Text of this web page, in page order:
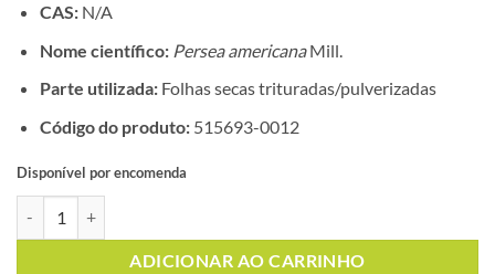
CAS:N/A
Nome científico: Persea americanaMill.
Parte utilizada:Folhas secas trituradas/pulverizadas
Código do produto:515693-0012
Disponível por encomenda
ADICIONAR AO CARRINHO